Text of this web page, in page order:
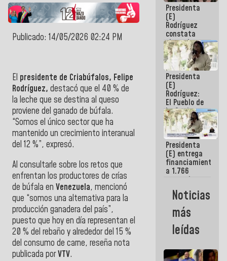
Publicado: 14/05/2026 02:24 PM
El presidente de Criabúfalos, Felipe
Rodríguez, destacó que el 40 % de
la leche que se destina al queso
proviene del ganado de búfala.
“Somos el único sector que ha
mantenido un crecimiento interanual
del 12 %”, expresó.
Al consultarle sobre los retos que
enfrentan los productores de crías
de búfala en Venezuela, mencionó
que “somos una alternativa para la
producción ganadera del país”,
puesto que hoy en día representan el
20 % del rebaño y alrededor del 15 %
del consumo de carne, reseña nota
publicada porVTV.
para La
Guaira
Presidenta
(E)
Rodríguez
constata
obras de
rehabilitación
de Escuela
Militar de
Mamo en La
Guaira
Presidenta
(E)
Rodríguez:
El Pueblo de
La Guaira
siempre
estará
acompañada
por el
Gobierno
Nacional
Presidenta
(E) entrega
financiamientos
a 1.766
comerciantes
emprendedores
afectados
por
terremotos
Noticias
más
leídas